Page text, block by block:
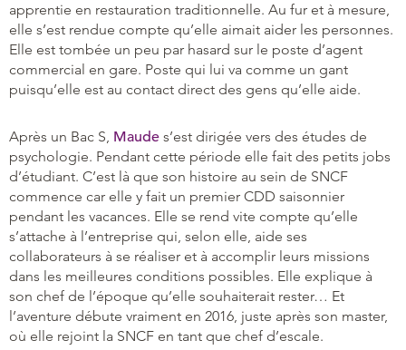
apprentie en restauration traditionnelle. Au fur et à mesure,
elle s’est rendue compte qu’elle aimait aider les personnes.
Elle est tombée un peu par hasard sur le poste d’agent
commercial en gare. Poste qui lui va comme un gant
puisqu’elle est au contact direct des gens qu’elle aide.
Après un Bac S, Maude s’est dirigée vers des études de
psychologie. Pendant cette période elle fait des petits jobs
d’étudiant. C’est là que son histoire au sein de SNCF
commence car elle y fait un premier CDD saisonnier
pendant les vacances. Elle se rend vite compte qu’elle
s’attache à l’entreprise qui, selon elle, aide ses
collaborateurs à se réaliser et à accomplir leurs missions
dans les meilleures conditions possibles. Elle explique à
son chef de l’époque qu’elle souhaiterait rester… Et
l’aventure débute vraiment en 2016, juste après son master,
où elle rejoint la SNCF en tant que chef d’escale.